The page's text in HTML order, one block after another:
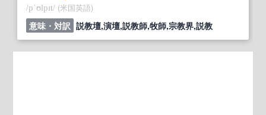
/pˈʊlpɪt/ (米国英語)
意味・対訳 説教壇,演壇,説教師,牧師,宗教界,説教